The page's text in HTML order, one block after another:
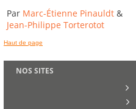
Par Marc-Étienne Pinauldt &
Jean-Philippe Torterotot
Haut de page
NOS SITES